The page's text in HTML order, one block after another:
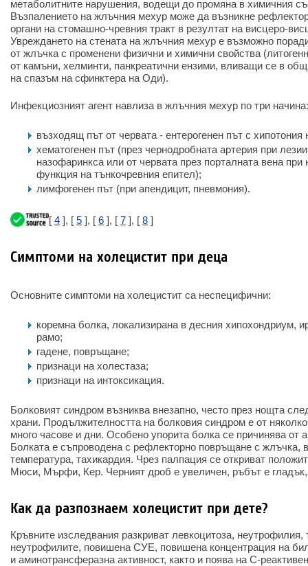
метаболитните нарушения, водещи до промяна в химичния
Възпалението на жлъчния мехур може да възникне
органи на стомашно-чревния тракт в резултат на висцеро-
Увреждането на стената на жлъчния мехур е възможно
от жлъчка с променени физични и химични свойства
от камъни, хелминти, панкреатични ензими, вливащи се в
на спазъм на сфинктера на Оди).
Инфекциозният агент навлиза в жлъчния мехур по три начина:
възходящ път от червата - ентерогенен път с
хематогенен път (през чернодробната артерия при
назофаринкса или от червата през порталната вена
функция на тънкочревния епител);
лимфогенен път (при апендицит, пневмония).
[ 4 ], [ 5 ], [ 6 ], [ 7 ], [ 8 ]
Симптоми на холецистит при деца
Основните симптоми на холецистит са неспецифични:
коремна болка, локализирана в десния хипохондриум,
рамо;
гадене, повръщане;
признаци на холестаза;
признаци на интоксикация.
Болковият синдром възниква внезапно, често през нощта
храни. Продължителността на болковия синдром е от
много часове и дни. Особено упорита болка се причинява от
Болката е съпроводена с рефлекторно повръщане с жлъчка,
температура, тахикардия. Чрез палпация се откриват
Мюси, Мърфи, Кер. Черният дроб е увеличен, ръбът е
Как да разпознаем холецистит при дете?
Кръвните изследвания разкриват левкоцитоза, неутрофилия,
неутрофилите, повишена СУЕ, повишена концентрация на
и аминотрансферазна активност, както и поява на С-